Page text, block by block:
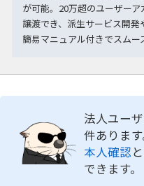
が可能。20万超のユーザー
譲渡でき、派生サービス開発
簡易マニュアル付きでスムー
法人ユー
件あります
本人確認と
できます。